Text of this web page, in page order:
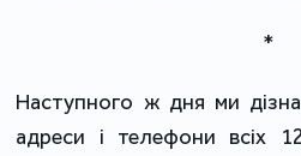
*
Наступного ж дня ми
адреси і телефони всіх